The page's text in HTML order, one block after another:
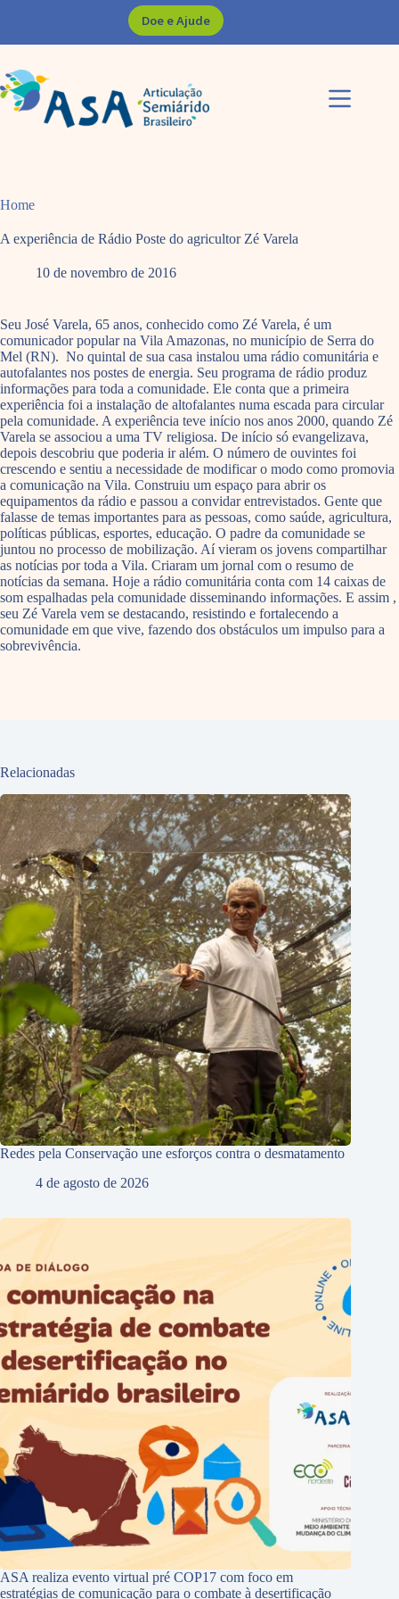
Doe e Ajude
Home
A experiência de Rádio Poste do agricultor Zé Varela
10 de novembro de 2016
Seu José Varela, 65 anos, conhecido como Zé Varela, é um
comunicador popular na Vila Amazonas, no município de Serra do
Mel (RN). No quintal de sua casa instalou uma rádio comunitária e
autofalantes nos postes de energia. Seu programa de rádio produz
informações para toda a comunidade. Ele conta que a primeira
experiência foi a instalação de altofalantes numa escada para circular
pela comunidade. A experiência teve início nos anos 2000, quando Zé
Varela se associou a uma TV religiosa. De início só evangelizava,
depois descobriu que poderia ir além. O número de ouvintes foi
crescendo e sentiu a necessidade de modificar o modo como promovia
a comunicação na Vila. Construiu um espaço para abrir os
equipamentos da rádio e passou a convidar entrevistados. Gente que
falasse de temas importantes para as pessoas, como saúde, agricultura,
políticas públicas, esportes, educação. O padre da comunidade se
juntou no processo de mobilização. Aí vieram os jovens compartilhar
as notícias por toda a Vila. Criaram um jornal com o resumo de
notícias da semana. Hoje a rádio comunitária conta com 14 caixas de
som espalhadas pela comunidade disseminando informações. E assim ,
seu Zé Varela vem se destacando, resistindo e fortalecendo a
comunidade em que vive, fazendo dos obstáculos um impulso para a
sobrevivência.
Relacionadas
Redes pela Conservação une esforços contra o desmatamento
4 de agosto de 2026
ASA realiza evento virtual pré COP17 com foco em
estratégias de comunicação para o combate à desertificação